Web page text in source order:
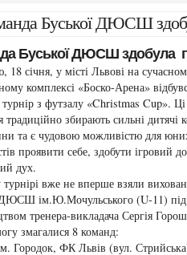
Буської ДЮСШ
Буської ДЮСШ здобула
18 січня, у місті Львові на
комплексі «Боско-Арена»
з футзалу «Christmas Cup». Ці
традиційно збирають сильні дитячі
та є чудовою можливістю для
проявити себе, здобути ігровий
дух.
турнірі вже не вперше взяли
ДЮСШ ім.Ю.Мочульського (U-11) під
тренера-викладача Сергія
змагалися 8 команд:
ФК Львів (вул.